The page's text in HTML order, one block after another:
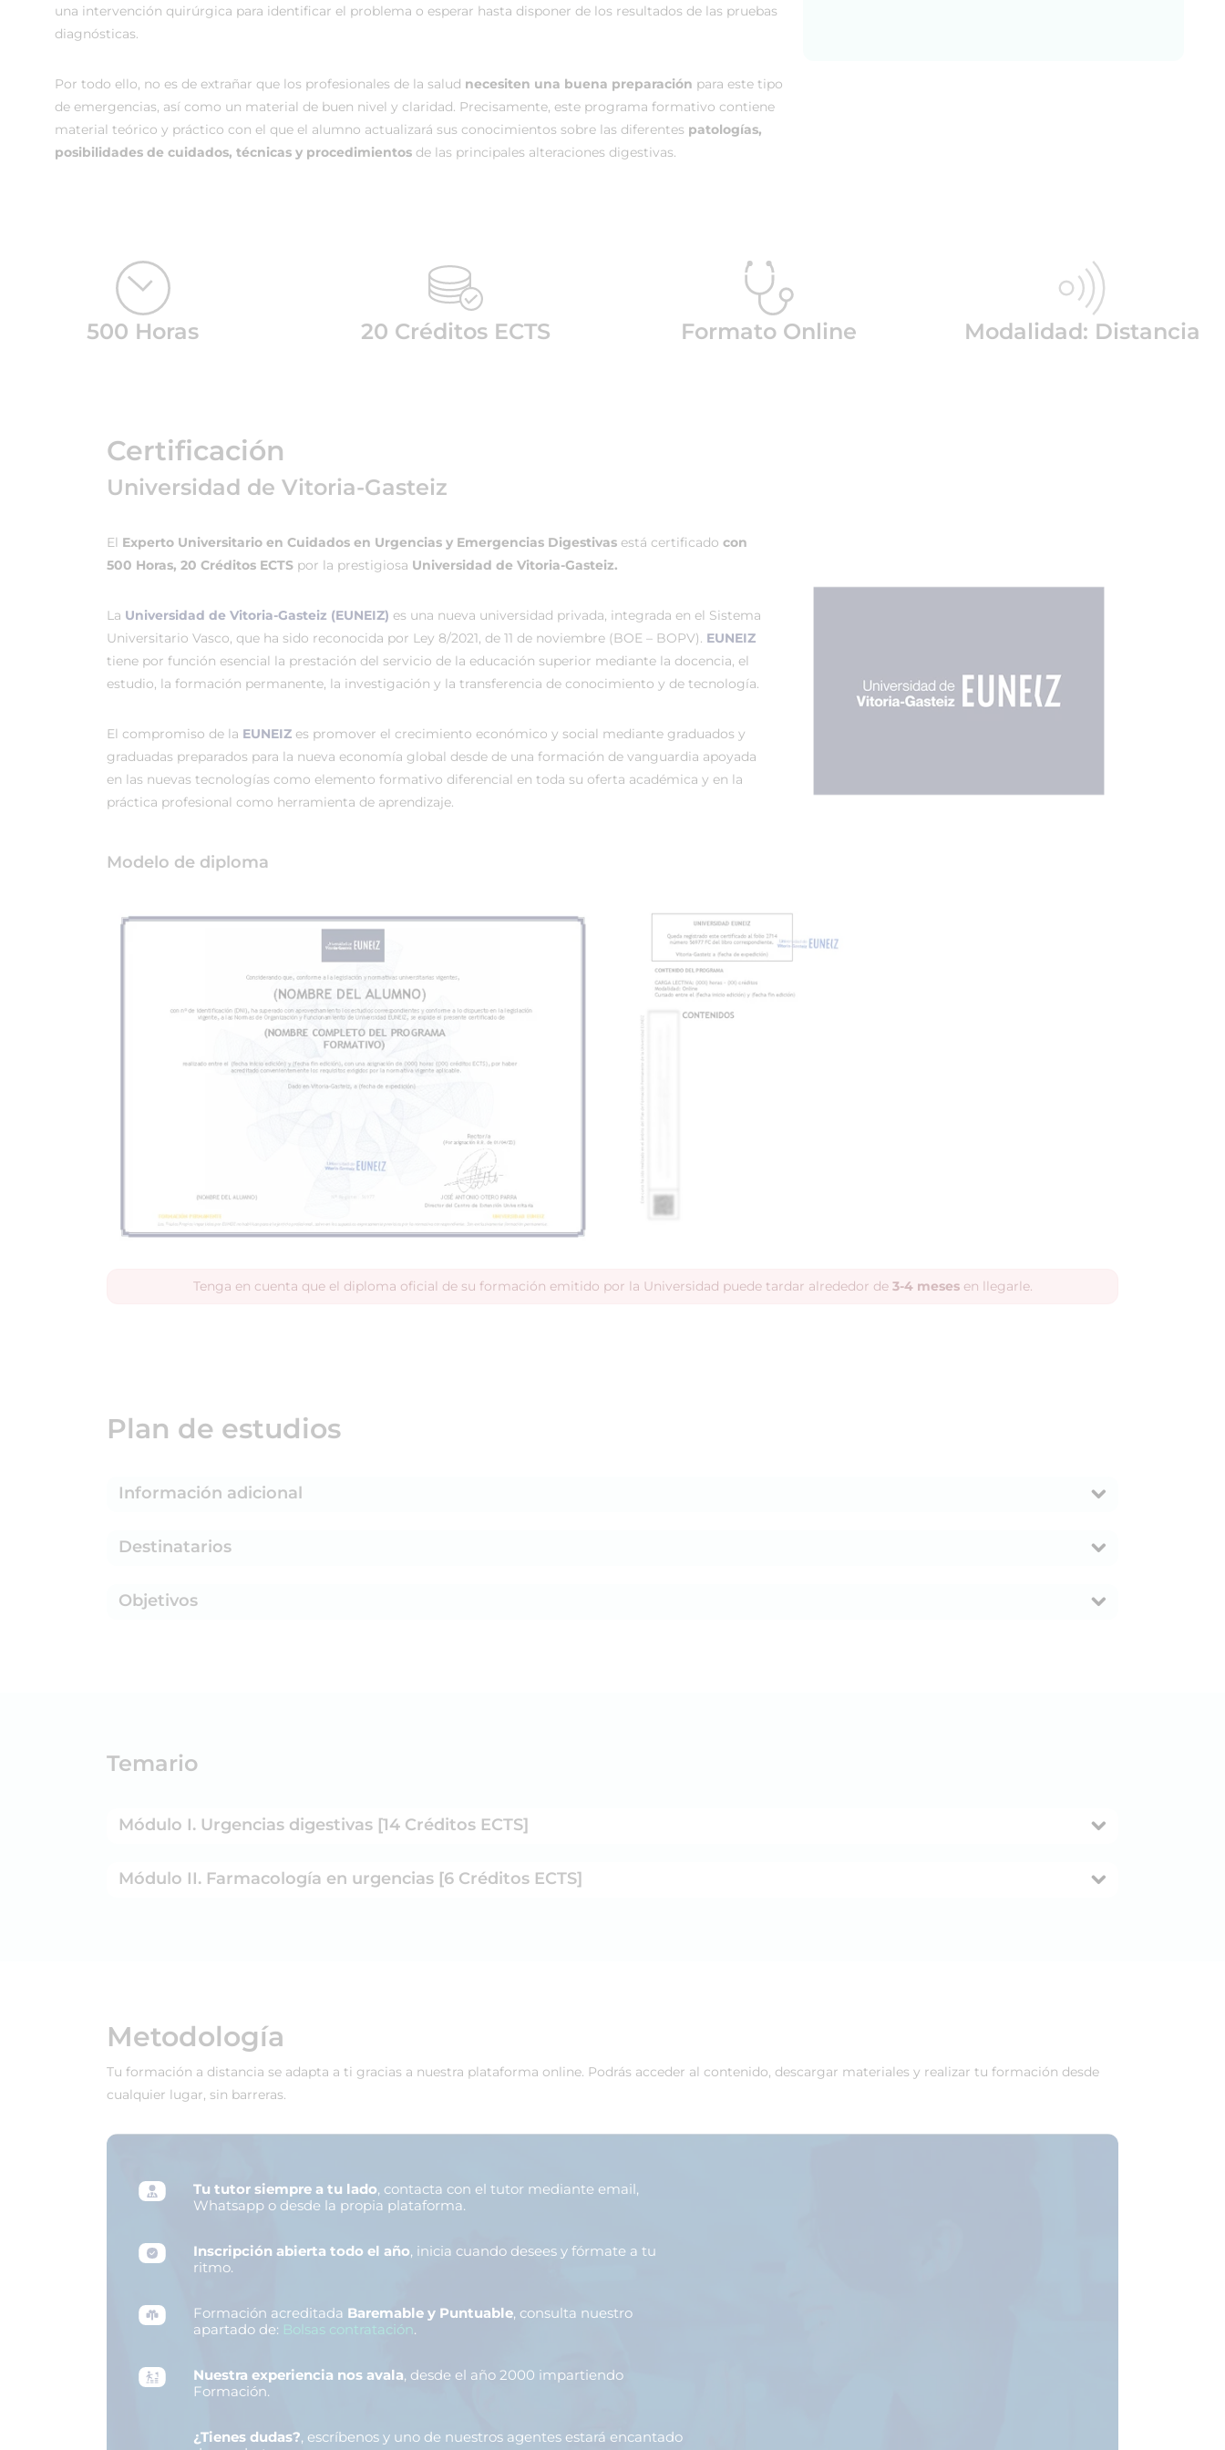
una intervención quirúrgica para identificar el problema o esperar hasta disponer de los resultados de las pruebas
diagnósticas.
Por todo ello, no es de extrañar que los profesionales de la salud necesiten una buena preparación para este tipo
de emergencias, así como un material de buen nivel y claridad. Precisamente, este programa formativo contiene
material teórico y práctico con el que el alumno actualizará sus conocimientos sobre las diferentes patologías,
posibilidades de cuidados, técnicas y procedimientos de las principales alteraciones digestivas.
500 Horas 20 Créditos ECTS Formato Online Modalidad: Distancia
Certificación
Universidad de Vitoria-Gasteiz
El Experto Universitario en Cuidados en Urgencias y Emergencias Digestivas está certificado con
500 Horas, 20 Créditos ECTS por la prestigiosa Universidad de Vitoria-Gasteiz.
La Universidad de Vitoria-Gasteiz (EUNEIZ) es una nueva universidad privada, integrada en el Sistema
Universitario Vasco, que ha sido reconocida por Ley 8/2021, de 11 de noviembre (BOE – BOPV). EUNEIZ
tiene por función esencial la prestación del servicio de la educación superior mediante la docencia, el
estudio, la formación permanente, la investigación y la transferencia de conocimiento y de tecnología.
El compromiso de la EUNEIZ es promover el crecimiento económico y social mediante graduados y
graduadas preparados para la nueva economía global desde de una formación de vanguardia apoyada
en las nuevas tecnologías como elemento formativo diferencial en toda su oferta académica y en la
práctica profesional como herramienta de aprendizaje.
Modelo de diploma
Tenga en cuenta que el diploma oficial de su formación emitido por la Universidad puede tardar alrededor de 3-4 mesesen llegarle.
Plan de estudios
Información adicional
Destinatarios
Objetivos
Temario
Módulo I. Urgencias digestivas [14 Créditos ECTS]
Módulo II. Farmacología en urgencias [6 Créditos ECTS]
Metodología
Tu formación a distancia se adapta a ti gracias a nuestra plataforma online. Podrás acceder al contenido, descargar materiales y realizar tu formación desde
cualquier lugar, sin barreras.
Tu tutor siempre a tu lado, contacta con el tutor mediante email,
Whatsapp o desde la propia plataforma.
Inscripción abierta todo el año, inicia cuando desees y fórmate a tu
ritmo.
Formación acreditada Baremable y Puntuable, consulta nuestro
apartado de: Bolsas contratación.
Nuestra experiencia nos avala, desde el año 2000 impartiendo
Formación.
¿Tienes dudas?, escríbenos y uno de nuestros agentes estará encantado